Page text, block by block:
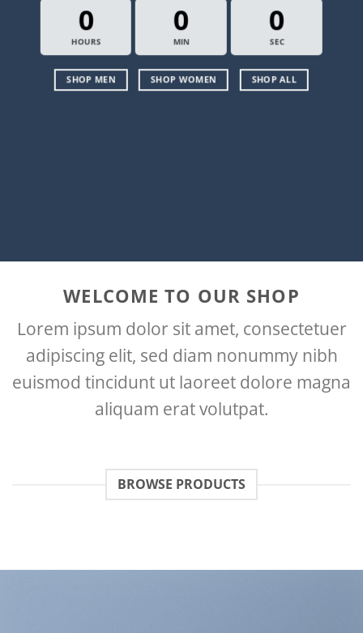
0
HOURS
0
MIN
0
SEC
SHOP MEN SHOP WOMEN SHOP ALL
WELCOME TO OUR SHOP
Lorem ipsum dolor sit amet, consectetuer
adipiscing elit, sed diam nonummy nibh
euismod tincidunt ut laoreet dolore magna
aliquam erat volutpat.
BROWSE PRODUCTS